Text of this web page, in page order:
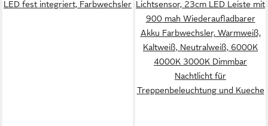
LED fest integriert, Farbwechsler Lichtsensor, 23cm LED Leiste mit
900 mah Wiederaufladbarer
Akku Farbwechsler, Warmweiß,
Kaltweiß, Neutralweiß, 6000K
4000K 3000K Dimmbar
Nachtlicht für
Treppenbeleuchtung und Kueche